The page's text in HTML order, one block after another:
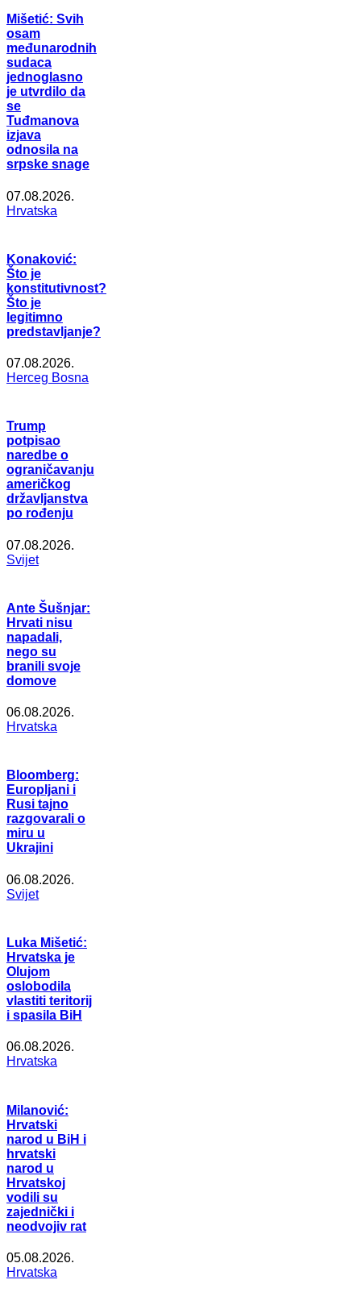
Mišetić: Svih
osam
međunarodnih
sudaca
jednoglasno
je utvrdilo da
se
Tuđmanova
izjava
odnosila na
srpske snage
07.08.2026.
Hrvatska
Konaković:
Što je
konstitutivnost?
Što je
legitimno
predstavljanje?
07.08.2026.
Herceg Bosna
Trump
potpisao
naredbe o
ograničavanju
američkog
državljanstva
po rođenju
07.08.2026.
Svijet
Ante Šušnjar:
Hrvati nisu
napadali,
nego su
branili svoje
domove
06.08.2026.
Hrvatska
Bloomberg:
Europljani i
Rusi tajno
razgovarali o
miru u
Ukrajini
06.08.2026.
Svijet
Luka Mišetić:
Hrvatska je
Olujom
oslobodila
vlastiti teritorij
i spasila BiH
06.08.2026.
Hrvatska
Milanović:
Hrvatski
narod u BiH i
hrvatski
narod u
Hrvatskoj
vodili su
zajednički i
neodvojiv rat
05.08.2026.
Hrvatska